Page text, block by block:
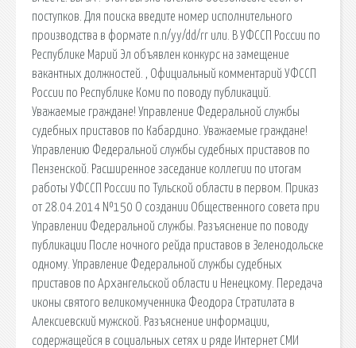
поступков. Для поиска введите номер исполнительного
производства в формате n.n/yy/dd/rr или. В УФССП России по
Республике Марий Эл объявлен конкурс на замещение
вакантных должностей. , Официальный комментарий УФССП
России по Республике Коми по поводу публикаций.
Уважаемые граждане! Управление Федеральной службы
судебных приставов по Кабардино. Уважаемые граждане!
Управлению Федеральной службы судебных приставов по
Пензенской. Расширенное заседание коллегии по итогам
работы УФССП России по Тульской области в первом. Приказ
от 28.04.2014 №150 О создании Общественного совета при
Управлении Федеральной службы. Разъяснение по поводу
публикации После ночного рейда приставов в Зеленодольске
одному. Управление Федеральной службы судебных
приставов по Архангельской области и Ненецкому. Передача
иконы святого великомученника Феодора Стратилата в
Алексиевский мужской. Разъяснение информации,
содержащейся в социальных сетях и ряде Интернет СМИ